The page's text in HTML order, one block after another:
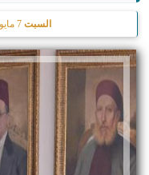
السبت 7 مايو 2022